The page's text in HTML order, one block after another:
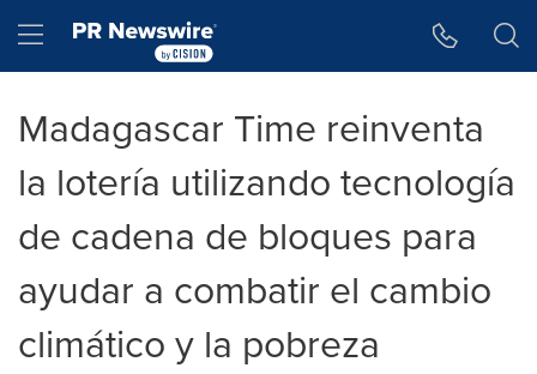
Hamburger menu
Madagascar Time reinventa
la lotería utilizando tecnología
de cadena de bloques para
ayudar a combatir el cambio
climático y la pobreza